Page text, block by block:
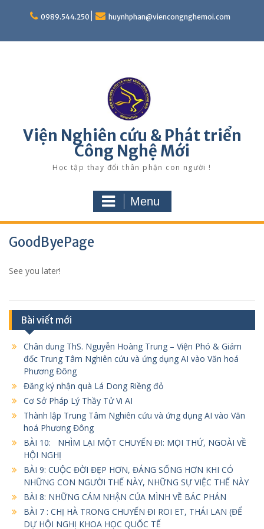
0989.544.250 huynhphan@viencongnghemoi.com
Viện Nghiên cứu & Phát triển
Công Nghệ Mới
Học tập thay đổi thân phận con người !
Menu
GoodByePage
See you later!
Bài viết mới
Chân dung ThS. Nguyễn Hoàng Trung – Viện Phó & Giám
đốc Trung Tâm Nghiên cứu và ứng dụng AI vào Văn hoá
Phương Đông
Đăng ký nhận quà Lá Dong Riềng đỏ
Cơ Sở Pháp Lý Thầy Tử Vi AI
Thành lập Trung Tâm Nghiên cứu và ứng dụng AI vào Văn
hoá Phương Đông
BÀI 10: NHÌM LẠI MỘT CHUYẾN ĐI: MỌI THỨ, NGOÀI VỀ
HỘI NGHỊ
BÀI 9: CUỘC ĐỜI ĐẸP HƠN, ĐÁNG SỐNG HƠN KHI CÓ
NHỮNG CON NGƯỜI THẾ NÀY, NHỮNG SỰ VIỆC THẾ NÀY
BÀI 8: NHỮNG CẢM NHẬN CỦA MÌNH VỀ BÁC PHÁN
BÀI 7 : CHỊ HÀ TRONG CHUYẾN ĐI ROI ET, THÁI LAN (ĐỂ
DỰ HỘI NGHỊ KHOA HỌC QUỐC TẾ